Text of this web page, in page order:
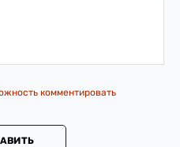
комментировать